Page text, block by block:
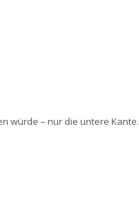
würde – nur die untere